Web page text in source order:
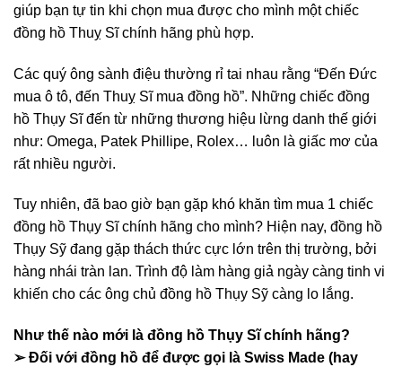
giúp bạn tự tin khi chọn mua được cho mình một chiếc
đồng hồ Thuỵ Sĩ chính hãng phù hợp.
Các quý ông sành điệu thường rỉ tai nhau rằng “Đến Đức
mua ô tô, đến Thuỵ Sĩ mua đồng hồ”. Những chiếc đồng
hồ Thụy Sĩ đến từ những thương hiệu lừng danh thế giới
như: Omega, Patek Phillipe, Rolex… luôn là giấc mơ của
rất nhiều người.
Tuy nhiên, đã bao giờ bạn gặp khó khăn tìm mua 1 chiếc
đồng hồ Thụy Sĩ chính hãng cho mình? Hiện nay, đồng hồ
Thụy Sỹ đang gặp thách thức cực lớn trên thị trường, bởi
hàng nhái tràn lan. Trình độ làm hàng giả ngày càng tinh vi
khiến cho các ông chủ đồng hồ Thụy Sỹ càng lo lắng.
Như thế nào mới là đồng hồ Thụy Sĩ chính hãng?
➢ Đối với đồng hồ để được gọi là Swiss Made (hay